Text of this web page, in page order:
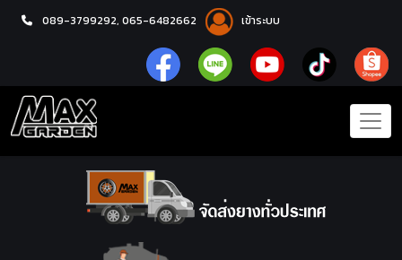
089-3799292, 065-6482662 เข้าระบบ
หน้าแรก